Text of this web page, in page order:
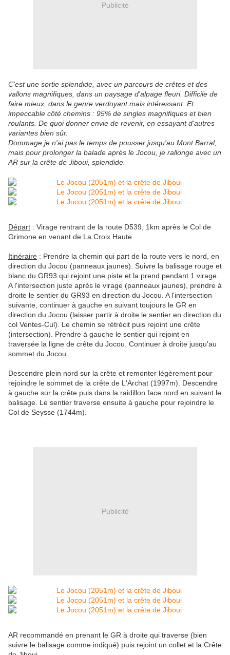
Publicité
C'est une sortie splendide, avec un parcours de crêtes et des
vallons magnifiques, dans un paysage d'alpage fleuri. Difficile de
faire mieux, dans le genre verdoyant mais intéressant. Et
impeccable côté chemins : 95% de singles magnifiques et bien
roulants. De quoi donner envie de revenir, en essayant d'autres
variantes bien sûr.
Dommage je n'ai pas le temps de pousser jusqu'au Mont Barral,
mais pour prolonger la balade après le Jocou, je rallonge avec un
AR sur la crête de Jiboui, splendide.
Départ : Virage rentrant de la route D539, 1km après le Col de
Grimone en venant de La Croix Haute
Itinéraire : Prendre la chemin qui part de la route vers le nord, en
direction du Jocou (panneaux jaunes). Suivre la balisage rouge et
blanc du GR93 qui rejoint une piste et la prend pendant 1 virage.
A l'intersection juste après le virage (panneaux jaunes), prendre à
droite le sentier du GR93 en direction du Jocou. A l'intersection
suivante, continuer à gauche en suivant toujours le GR en
direction du Jocou (laisser partir à droite le sentier en direction du
col Ventes-Cul). Le chemin se rétrécit puis rejoint une crête
(intersection). Prendre à gauche le sentier qui rejoint en
traversée la ligne de crête du Jocou. Continuer à droite jusqu'au
sommet du Jocou.
Descendre plein nord sur la crête et remonter légèrement pour
rejoindre le sommet de la crête de L'Archat (1997m). Descendre
à gauche sur la crête puis dans la raidillon face nord en suivant le
balisage. Le sentier traverse ensuite à gauche pour rejoindre le
Col de Seysse (1744m).
Publicité
AR recommandé en prenant le GR à droite qui traverse (bien
suivre le balisage comme indiqué) puis rejoint un collet et la Crête